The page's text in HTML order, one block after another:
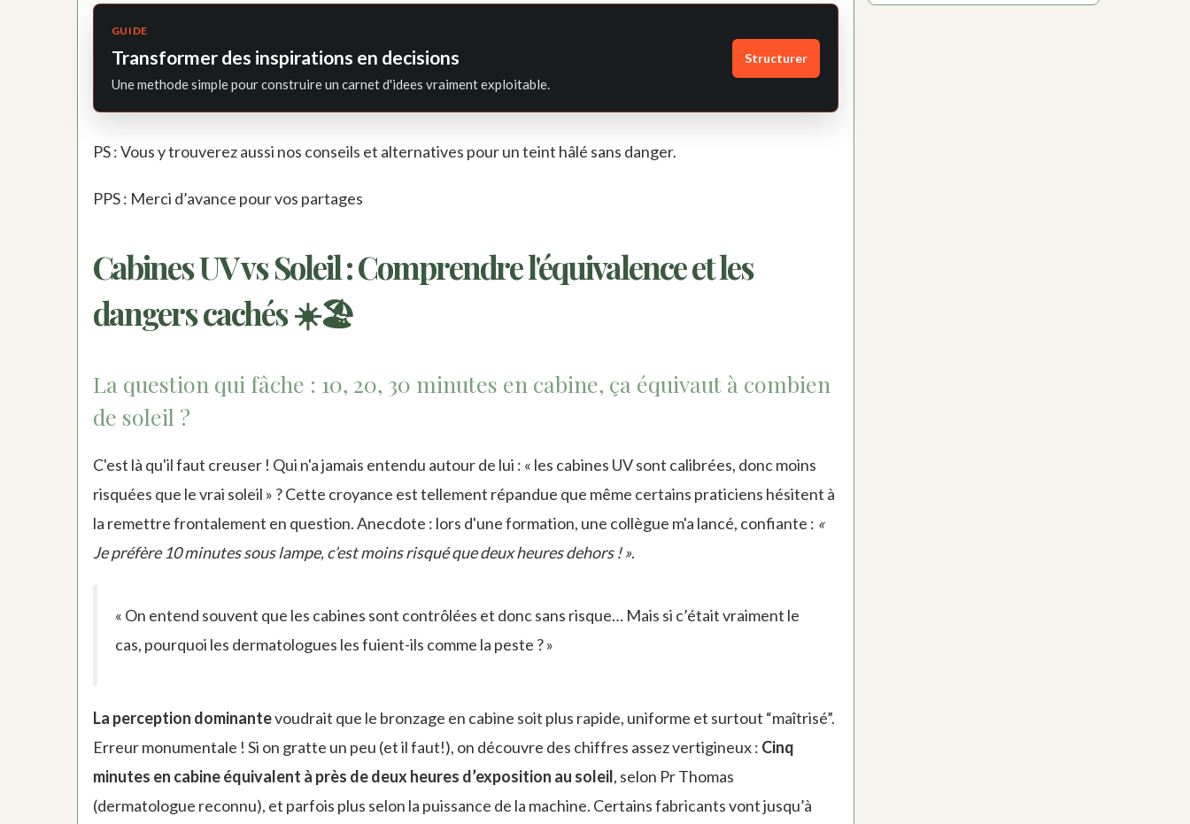
GUIDE
Transformer des inspirations en decisions
Une methode simple pour construire un carnet d'idees vraiment exploitable.
Structurer
PS : Vous y trouverez aussi nos conseils et alternatives pour un teint hâlé sans danger.
PPS : Merci d’avance pour vos partages
Cabines UV vs Soleil : Comprendre l'équivalence et les
dangers cachés ☀️🏖️
La question qui fâche : 10, 20, 30 minutes en cabine, ça équivaut à combien
de soleil ?
C'est là qu'il faut creuser ! Qui n'a jamais entendu autour de lui : « les cabines UV sont calibrées, donc moins
risquées que le vrai soleil » ? Cette croyance est tellement répandue que même certains praticiens hésitent à
la remettre frontalement en question. Anecdote : lors d'une formation, une collègue m'a lancé, confiante : «
Je préfère 10 minutes sous lampe, c’est moins risqué que deux heures dehors ! ».
« On entend souvent que les cabines sont contrôlées et donc sans risque… Mais si c’était vraiment le
cas, pourquoi les dermatologues les fuient-ils comme la peste ? »
La perception dominantevoudrait que le bronzage en cabine soit plus rapide, uniforme et surtout “maîtrisé”.
Erreur monumentale ! Si on gratte un peu (et il faut!), on découvre des chiffres assez vertigineux : Cinq
minutes en cabine équivalent à près de deux heures d’exposition au soleil, selon Pr Thomas
(dermatologue reconnu), et parfois plus selon la puissance de la machine. Certains fabricants vont jusqu’à